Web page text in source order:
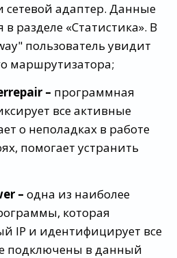
адаптер. Данные
разделе «Статистика». В
пользователь увидит
маршрутизатора;
– программная
все активные
о неполадках в работе
помогает устранить
– одна из наиболее
которая
IP и идентифицирует все
подключены в данный